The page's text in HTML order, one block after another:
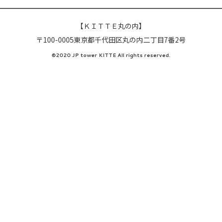
【ＫＩＴＴＥ丸の内】
〒100-0005東京都千代田区丸の内二丁目7番2号
©2020 JP tower KITTE All rights reserved.